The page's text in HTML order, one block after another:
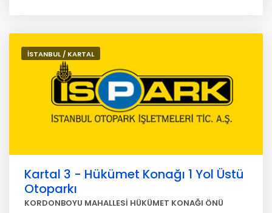
İSTANBUL / KARTAL
Kartal 3 - Hükümet Konağı 1 Yol Üstü
Otoparkı
KORDONBOYU MAHALLESİ HÜKÜMET KONAĞI ÖNÜ